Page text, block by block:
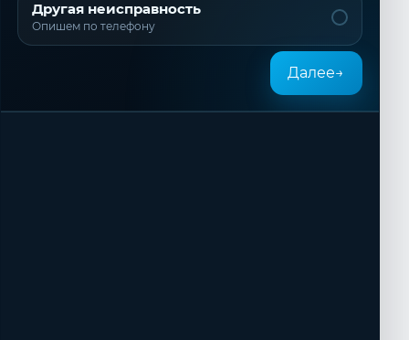
Другая неисправность
Далее→